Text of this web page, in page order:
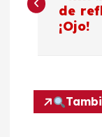
g
de
¡Ojo!